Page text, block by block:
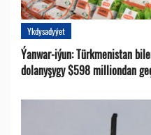
Ykdysadyýet
Ýanwar-iýun: Türkmenistan
dolanyşygy $598 milliondan